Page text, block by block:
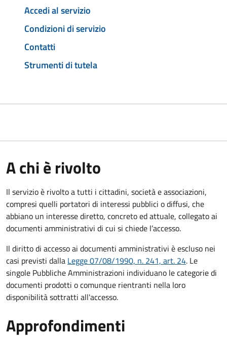
Accedi al servizio
Condizioni di servizio
Contatti
Strumenti di tutela
A chi è rivolto
Il servizio è rivolto a tutti i cittadini, società e associazioni,
compresi quelli portatori di interessi pubblici o diffusi, che
abbiano un interesse diretto, concreto ed attuale, collegato ai
documenti amministrativi di cui si chiede l’accesso.
Il diritto di accesso ai documenti amministrativi è escluso nei
casi previsti dalla Legge 07/08/1990, n. 241, art. 24. Le
singole Pubbliche Amministrazioni individuano le categorie di
documenti prodotti o comunque rientranti nella loro
disponibilità sottratti all'accesso.
Approfondimenti